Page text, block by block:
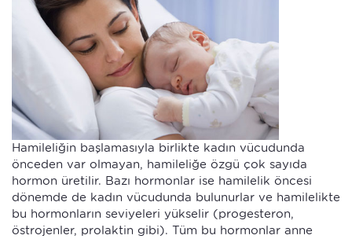
Hamileliğin başlamasıyla birlikte kadın vücudunda
önceden var olmayan, hamileliğe özgü çok sayıda
hormon üretilir. Bazı hormonlar ise hamilelik öncesi
dönemde de kadın vücudunda bulunurlar ve hamilelikte
bu hormonların seviyeleri yükselir (progesteron,
östrojenler, prolaktin gibi). Tüm bu hormonlar anne